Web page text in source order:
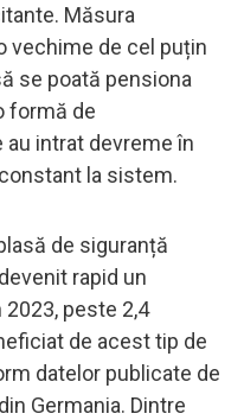
Măsura
vechime de cel puțin
se poată pensiona
formă de
intrat devreme în
la sistem.
de siguranță
rapid un
peste 2,4
de acest tip de
datelor publicate de
Germania. Dintre